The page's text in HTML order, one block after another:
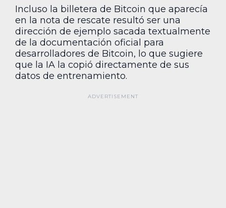
Incluso la billetera de Bitcoin que aparecía
en la nota de rescate resultó ser una
dirección de ejemplo sacada textualmente
de la documentación oficial para
desarrolladores de Bitcoin, lo que sugiere
que la IA la copió directamente de sus
datos de entrenamiento.